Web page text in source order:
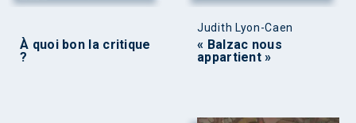
À quoi bon la critique
?
Judith Lyon-Caen
« Balzac nous
appartient »